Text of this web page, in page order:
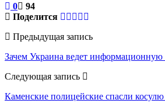
0
94
Поделится
Предыдущая запись
Зачем Украина ведет
Следующая запись
Каменские полицейские спасли косулю